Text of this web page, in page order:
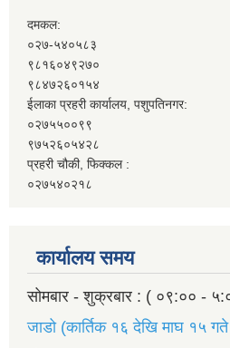
दमकल:
०२७-५४०५८३
९८१६०४९२७०
९८४७२६०१५४
ईलाका प्रहरी कार्यालय, पशुपतिनगर:
०२७५५००९९
९७५२६०५४२८
प्रहरी चौकी, फिक्कल :
०२७५४०२१८
कार्यालय समय
सोमबार - शुक्रबार : ( ०९:०० -
जाडो (कार्तिक १६ देखि माघ १५